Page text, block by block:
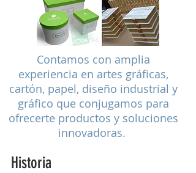
Contamos con amplia
experiencia en artes gráficas,
cartón, papel, diseño industrial y
gráfico que conjugamos para
ofrecerte productos y soluciones
innovadoras.
Historia